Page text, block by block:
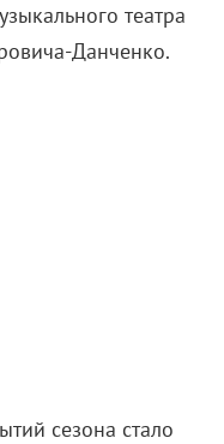
театра
Данченко.
сезона стало